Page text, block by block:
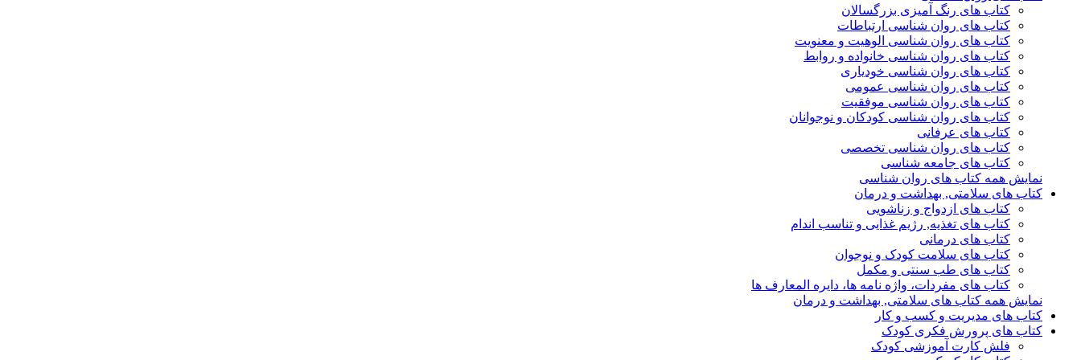
کتاب های رنگ آمیزی بزرگسالان
کتاب های روان شناسی ارتباطات
کتاب های روان شناسی الوهیت و معنویت
کتاب های روان شناسی خانواده و روابط
کتاب های روان شناسی خودیاری
کتاب های روان شناسی عمومی
کتاب های روان شناسی موفقیت
کتاب های روان شناسی کودکان و نوجوانان
کتاب های عرفانی
کتاب های روان شناسی تخصصی
کتاب های جامعه شناسی
نمایش همه کتاب های روان شناسی
کتاب های سلامتی, بهداشت و درمان
کتاب های ازدواج و زناشویی
کتاب های تغذیه, رژیم غذایی و تناسب اندام
کتاب های درمانی
کتاب های سلامت کودک و نوجوان
کتاب های طب سنتی و مکمل
کتاب های مفردات، واژه نامه ها، دایره المعارف ها
نمایش همه کتاب های سلامتی, بهداشت و درمان
کتاب های مدیریت و کسب و کار
کتاب های پرورش فکری کودک
فلش کارت آموزشی کودک